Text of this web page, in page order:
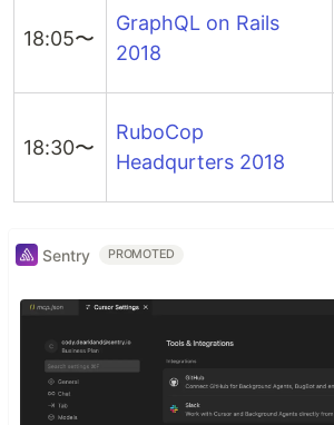
18:05〜
GraphQL on Rails
2018
18:30〜
RuboCop
Headqurters 2018
Sentry PROMOTED